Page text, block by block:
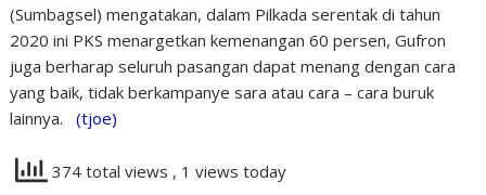
(Sumbagsel) mengatakan, dalam Pilkada serentak di tahun
2020 ini PKS menargetkan kemenangan 60 persen, Gufron
juga berharap seluruh pasangan dapat menang dengan cara
yang baik, tidak berkampanye sara atau cara – cara buruk
lainnya.(tjoe)
374 total views , 1 views today